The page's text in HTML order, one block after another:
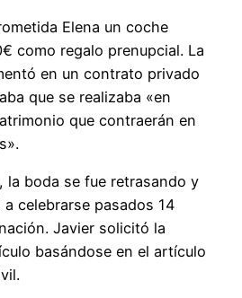
Elena un coche
como regalo prenupcial. La
en un contrato privado
que se realizaba «en
que contraerán en
la boda se fue retrasando y
celebrarse pasados 14
Javier solicitó la
basándose en el artículo